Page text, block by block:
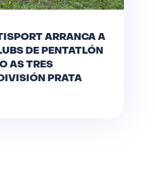
ARRANCA A
DE PENTATLÓN
AS TRES
PRATA